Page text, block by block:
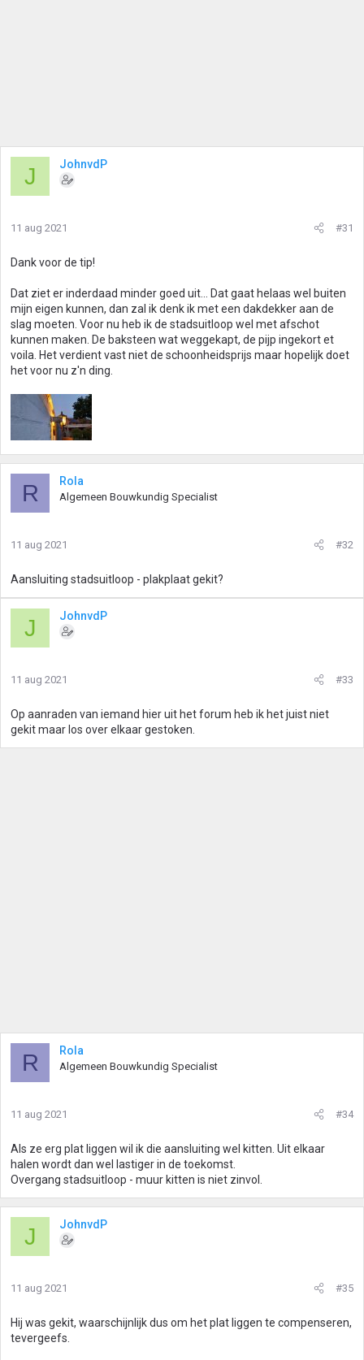
J JohnvdP
11 aug 2021 #31
Dank voor de tip!
Dat ziet er inderdaad minder goed uit... Dat gaat helaas wel buiten
mijn eigen kunnen, dan zal ik denk ik met een dakdekker aan de
slag moeten. Voor nu heb ik de stadsuitloop wel met afschot
kunnen maken. De baksteen wat weggekapt, de pijp ingekort et
voila. Het verdient vast niet de schoonheidsprijs maar hopelijk doet
het voor nu z'n ding.
R Rola
Algemeen Bouwkundig Specialist
11 aug 2021 #32
Aansluiting stadsuitloop - plakplaat gekit?
J JohnvdP
11 aug 2021 #33
Op aanraden van iemand hier uit het forum heb ik het juist niet
gekit maar los over elkaar gestoken.
R Rola
Algemeen Bouwkundig Specialist
11 aug 2021 #34
Als ze erg plat liggen wil ik die aansluiting wel kitten. Uit elkaar
halen wordt dan wel lastiger in de toekomst.
Overgang stadsuitloop - muur kitten is niet zinvol.
J JohnvdP
11 aug 2021 #35
Hij was gekit, waarschijnlijk dus om het plat liggen te compenseren,
tevergeefs.